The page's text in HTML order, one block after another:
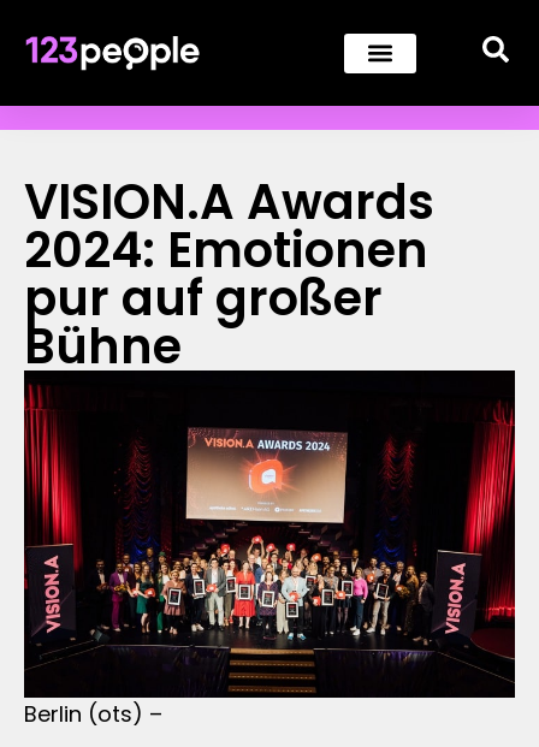
VISION.A Awards
2024: Emotionen
pur auf großer
Bühne
Berlin (ots) –